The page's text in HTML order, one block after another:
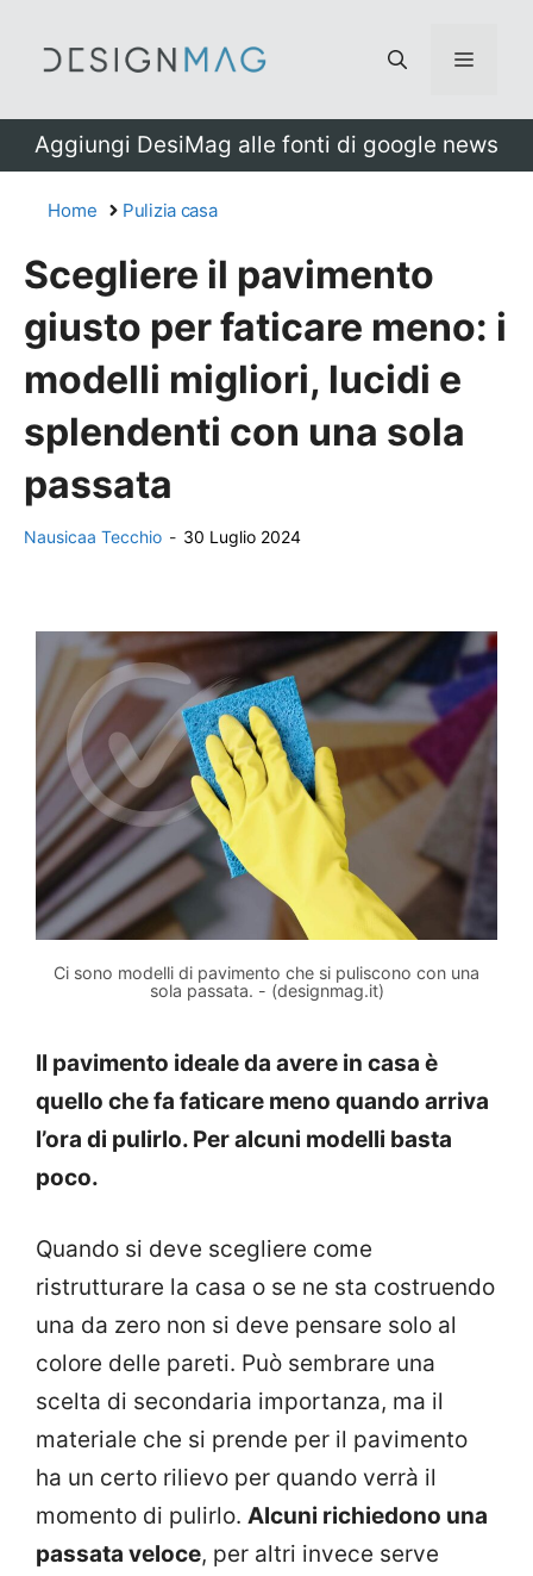
Menu
Aggiungi DesiMag alle fonti di google news
Home Pulizia casa
Scegliere il pavimento
giusto per faticare meno: i
modelli migliori, lucidi e
splendenti con una sola
passata
Nausicaa Tecchio - 30 Luglio 2024
Ci sono modelli di pavimento che si puliscono con una
sola passata. - (designmag.it)
Il pavimento ideale da avere in casa è
quello che fa faticare meno quando arriva
l’ora di pulirlo. Per alcuni modelli basta
poco.
Quando si deve scegliere come
ristrutturare la casa o se ne sta costruendo
una da zero non si deve pensare solo al
colore delle pareti. Può sembrare una
scelta di secondaria importanza, ma il
materiale che si prende per il pavimento
ha un certo rilievo per quando verrà il
momento di pulirlo. Alcuni richiedono una
passata veloce, per altri invece serve